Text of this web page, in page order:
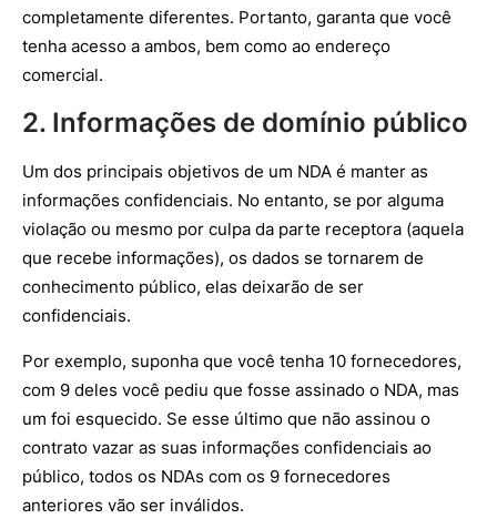
completamente diferentes. Portanto, garanta que você
tenha acesso a ambos, bem como ao endereço
comercial.
2. Informações de domínio público
Um dos principais objetivos de um NDA é manter as
informações confidenciais. No entanto, se por alguma
violação ou mesmo por culpa da parte receptora (aquela
que recebe informações), os dados se tornarem de
conhecimento público, elas deixarão de ser
confidenciais.
Por exemplo, suponha que você tenha 10 fornecedores,
com 9 deles você pediu que fosse assinado o NDA, mas
um foi esquecido. Se esse último que não assinou o
contrato vazar as suas informações confidenciais ao
público, todos os NDAs com os 9 fornecedores
anteriores vão ser inválidos.